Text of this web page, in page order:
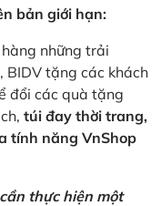
bản giới hạn:
những trải
BIDV tặng các khách
đổi các quà tặng
túi đay thời trang,
tính năng VnShop
thực hiện một